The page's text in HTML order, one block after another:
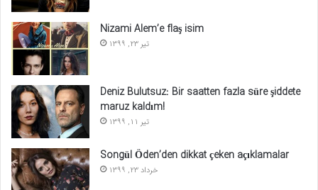
Nizami Alem’e flaş isim
تیر 23, 1399
Deniz Bulutsuz: Bir saatten fazla süre şiddete
maruz kaldım!
تیر 11, 1399
Songül Öden’den dikkat çeken açıklamalar
خرداد 23, 1399